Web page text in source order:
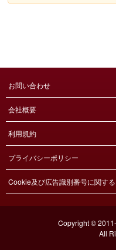
お問い合わせ
会社概要
利用規約
プライバシーポリシー
Cookie及び広告識別番号に関す
Copyright ©
All